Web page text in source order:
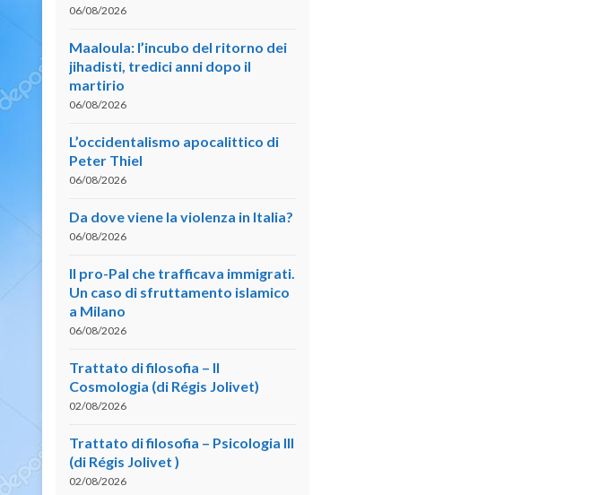
06/08/2026
Maaloula: l’incubo del ritorno dei
jihadisti, tredici anni dopo il
martirio
06/08/2026
L’occidentalismo apocalittico di
Peter Thiel
06/08/2026
Da dove viene la violenza in Italia?
06/08/2026
Il pro-Pal che trafficava immigrati.
Un caso di sfruttamento islamico
a Milano
06/08/2026
Trattato di filosofia – II
Cosmologia (di Régis Jolivet)
02/08/2026
Trattato di filosofia – Psicologia III
(di Régis Jolivet )
02/08/2026